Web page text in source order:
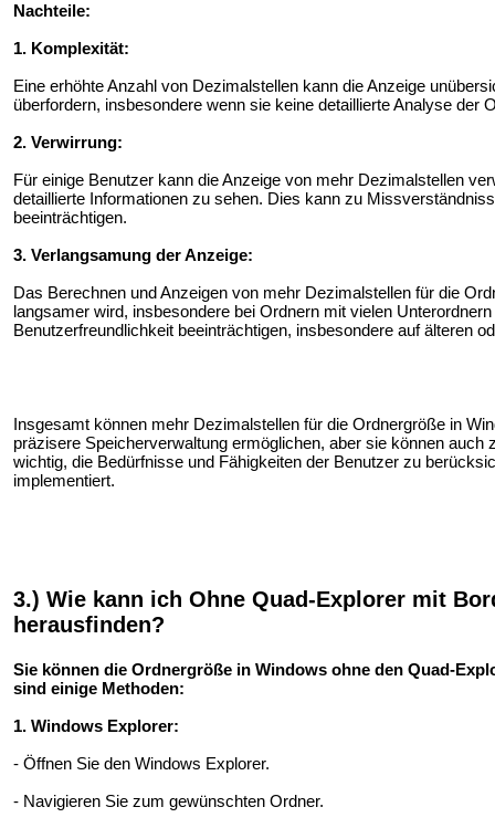
Nachteile:
1. Komplexität:
Eine erhöhte Anzahl von Dezimalstellen kann die Anzeige
überfordern, insbesondere wenn sie keine detaillierte Analyse der
2. Verwirrung:
Für einige Benutzer kann die Anzeige von mehr Dezimalstellen
detaillierte Informationen zu sehen. Dies kann zu
beeinträchtigen.
3. Verlangsamung der Anzeige:
Das Berechnen und Anzeigen von mehr Dezimalstellen für die
langsamer wird, insbesondere bei Ordnern mit vielen
Benutzerfreundlichkeit beeinträchtigen, insbesondere auf älteren
Insgesamt können mehr Dezimalstellen für die Ordnergröße in
präzisere Speicherverwaltung ermöglichen, aber sie können auch
wichtig, die Bedürfnisse und Fähigkeiten der Benutzer zu
implementiert.
3.) Wie kann ich Ohne Quad-Explorer mit
herausfinden?
Sie können die Ordnergröße in Windows ohne den Quad-
sind einige Methoden:
1. Windows Explorer:
- Öffnen Sie den Windows Explorer.
- Navigieren Sie zum gewünschten Ordner.